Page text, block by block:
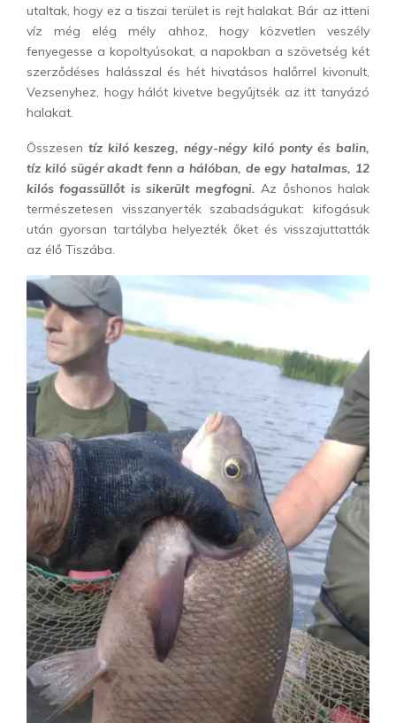
utaltak, hogy ez a tiszai terület is rejt halakat. Bár az itteni
víz még elég mély ahhoz, hogy közvetlen veszély
fenyegesse a kopoltyúsokat, a napokban a szövetség két
szerződéses halásszal és hét hivatásos halőrrel kivonult,
Vezsenyhez, hogy hálót kivetve begyűjtsék az itt tanyázó
halakat.
Összesen tíz kiló keszeg, négy-négy kiló ponty és balin,
tíz kiló sügér akadt fenn a hálóban, de egy hatalmas, 12
kilós fogassüllőt is sikerült megfogni. Az őshonos halak
természetesen visszanyerték szabadságukat: kifogásuk
után gyorsan tartályba helyezték őket és visszajuttatták
az élő Tiszába.